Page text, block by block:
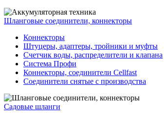
Шланговые соединители, коннекторы
Коннекторы
Штуцеры, адаптеры, тройники и муфты
Счетчик воды, распределители и клапана
Система Профи
Коннекторы, соединители Cellfast
Соединители снятые с производства
Садовые шланги